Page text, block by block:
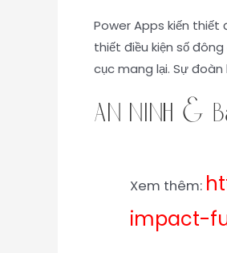
Power Apps kiến thiết
thiết điều kiện số
cục mang lại. Sự
An ninh &
Xem thêm:
impact-